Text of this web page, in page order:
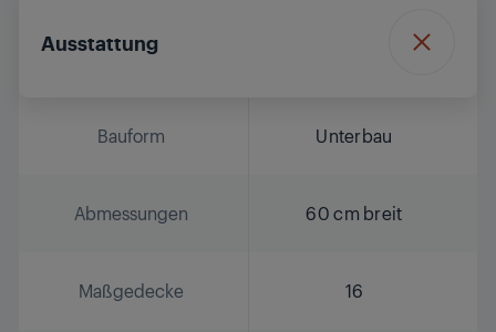
Ausstattung
Bauform Unterbau
Abmessungen 60 cm breit
Maßgedecke 16